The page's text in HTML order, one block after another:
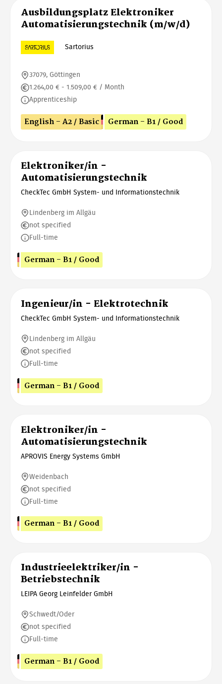
Ausbildungsplatz Elektroniker
Automatisierungstechnik (m/w/d)
Sartorius
37079, Göttingen
1.264,00 € - 1.509,00 € / Month
Apprenticeship
English - A2 / Basic German - B1 / Good
Elektroniker/in -
Automatisierungstechnik
CheckTec GmbH System- und Informationstechnik
Lindenberg im Allgäu
not specified
Full-time
German - B1 / Good
Ingenieur/in - Elektrotechnik
CheckTec GmbH System- und Informationstechnik
Lindenberg im Allgäu
not specified
Full-time
German - B1 / Good
Elektroniker/in -
Automatisierungstechnik
APROVIS Energy Systems GmbH
Weidenbach
not specified
Full-time
German - B1 / Good
Industrieelektriker/in -
Betriebstechnik
LEIPA Georg Leinfelder GmbH
Schwedt/Oder
not specified
Full-time
German - B1 / Good